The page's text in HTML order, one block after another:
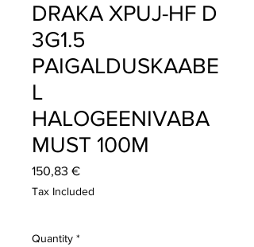
DRAKA XPUJ-HF D
3G1.5
PAIGALDUSKAABE
L
HALOGEENIVABA
MUST 100M
150,83 €Price
Tax Included
Quantity *